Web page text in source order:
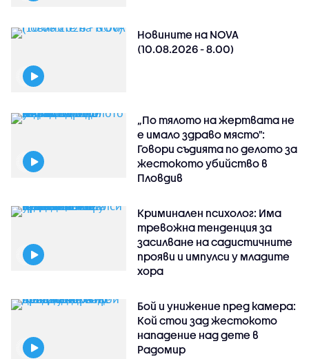
Новините на NOVA
(10.08.2026 - 8.00)
„По тялото на жертвата не
е имало здраво място":
Говори съдията по делото за
жестокото убийство в
Пловдив
Криминален психолог: Има
тревожна тенденция за
засилване на садистичните
прояви и импулси у младите
хора
Бой и унижение пред камера:
Кой стои зад жестокото
нападение над дете в
Радомир